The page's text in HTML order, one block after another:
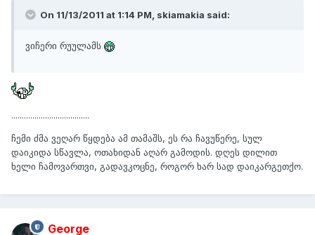
On 11/13/2011 at 1:14 PM, skiamakia said:
ვიჩერი რუულამს
.....................................
ჩემი ძმა ვეღარ წყდება ამ თამაშს, ეს რა ჩავუწერე, სულ
დაიკიდა სწავლა, ოთახიდან აღარ გამოდის. დღეს დილით
ხელი ჩამოვართვი, გადავკოცნე, როგორ ხარ სად დაიკარგეთქო.
George